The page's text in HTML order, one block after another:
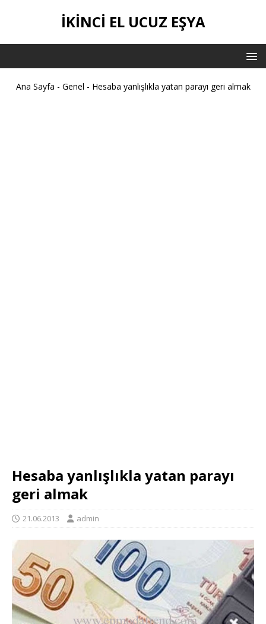
İKİNCİ EL UCUZ EŞYA
Ana Sayfa - Genel - Hesaba yanlışlıkla yatan parayı geri almak
Hesaba yanlışlıkla yatan parayı
geri almak
21.06.2013 admin